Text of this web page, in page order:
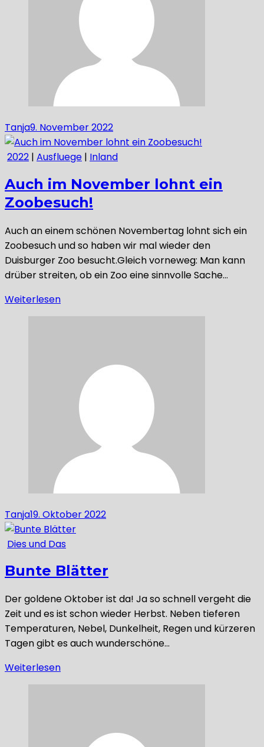
Tanja9. November 2022
2022 | Ausfluege | Inland
Auch im November lohnt ein
Zoobesuch!
Auch an einem schönen Novembertag lohnt sich ein
Zoobesuch und so haben wir mal wieder den
Duisburger Zoo besucht.Gleich vorneweg: Man kann
drüber streiten, ob ein Zoo eine sinnvolle Sache…
Weiterlesen
Tanja19. Oktober 2022
Dies und Das
Bunte Blätter
Der goldene Oktober ist da! Ja so schnell vergeht die
Zeit und es ist schon wieder Herbst. Neben tieferen
Temperaturen, Nebel, Dunkelheit, Regen und kürzeren
Tagen gibt es auch wunderschöne…
Weiterlesen